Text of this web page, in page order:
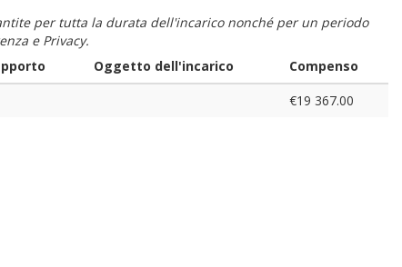
per tutta la durata dell'incarico nonché per un periodo
e Privacy.
Oggetto dell'incarico
Compenso
€19 367.00